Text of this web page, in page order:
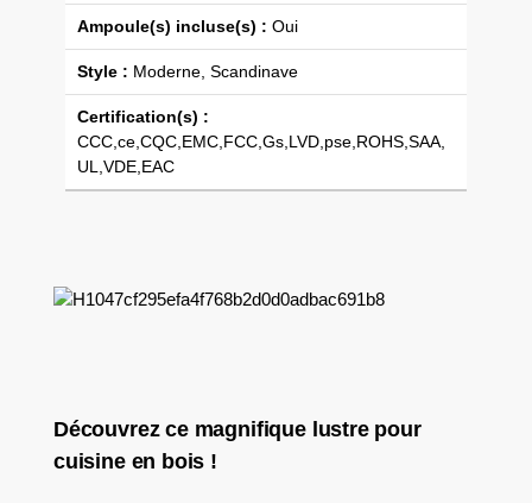
Ampoule(s) incluse(s) : Oui
Style : Moderne, Scandinave
Certification(s) :
CCC,ce,CQC,EMC,FCC,Gs,LVD,pse,ROHS,SAA,
UL,VDE,EAC
Découvrez ce magnifique lustre pour
cuisine en bois !